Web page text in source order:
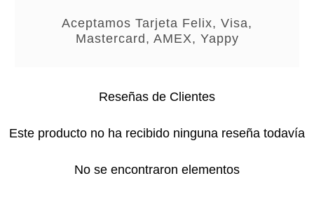
Aceptamos Tarjeta Felix, Visa,
Mastercard, AMEX, Yappy
Reseñas de Clientes
Este producto no ha recibido ninguna reseña todavía
No se encontraron elementos